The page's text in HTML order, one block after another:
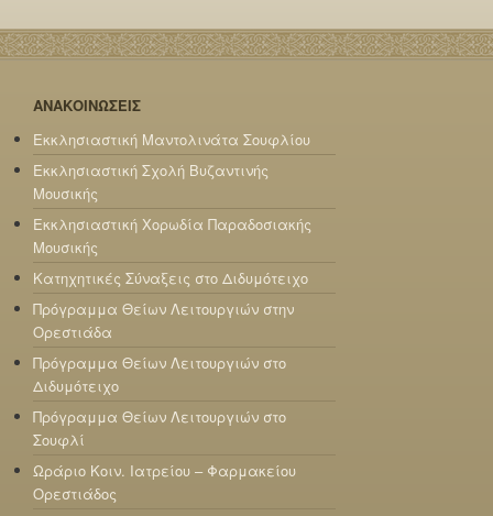
ΑΝΑΚΟΙΝΩΣΕΙΣ
Εκκλησιαστική Μαντολινάτα Σουφλίου
Εκκλησιαστική Σχολή Βυζαντινής
Μουσικής
Εκκλησιαστική Χορωδία Παραδοσιακής
Μουσικής
Κατηχητικές Σύναξεις στο Διδυμότειχο
Πρόγραμμα Θείων Λειτουργιών στην
Ορεστιάδα
Πρόγραμμα Θείων Λειτουργιών στο
Διδυμότειχο
Πρόγραμμα Θείων Λειτουργιών στο
Σουφλί
Ωράριο Κοιν. Ιατρείου – Φαρμακείου
Ορεστιάδος